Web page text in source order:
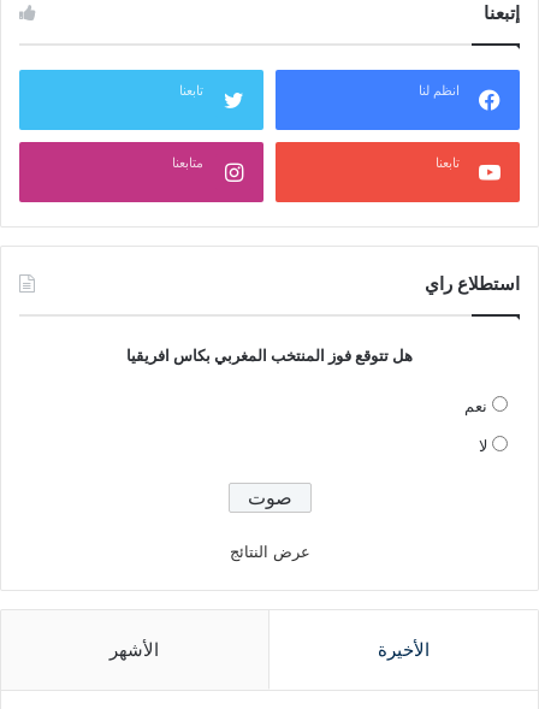
إتبعنا
انظم لنا تابعنا
تابعنا متابعنا
استطلاع راي
هل تتوقع فوز المنتخب المغربي بكاس افريقيا
نعم
لا
عرض النتائج
الأخيرة الأشهر